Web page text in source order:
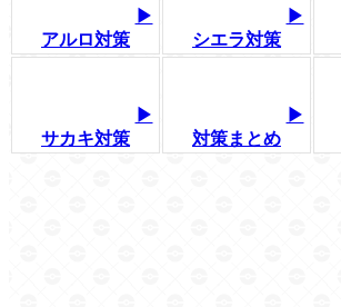
▶
アルロ対策
▶
シエラ対策
▶
サカキ対策
▶
対策まとめ